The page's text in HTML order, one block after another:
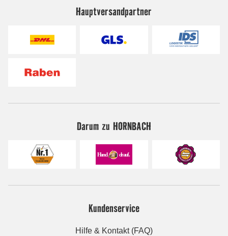
Hauptversandpartner
Darum zu HORNBACH
Kundenservice
Hilfe & Kontakt (FAQ)